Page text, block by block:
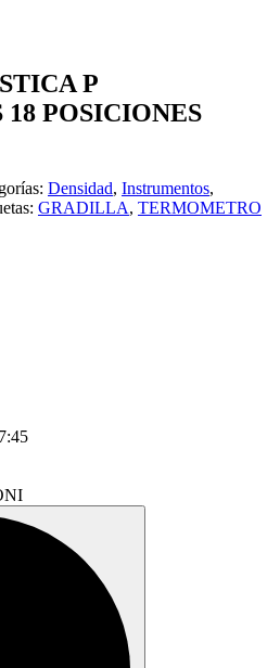
P
POSICIONES
Densidad, Instrumentos,
GRADILLA, TERMOMETRO